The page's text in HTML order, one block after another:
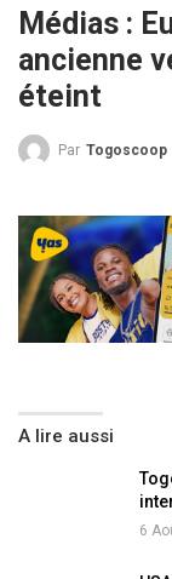
Médias :
ancienne
éteint
Par Togoscoop
A lire aussi
6